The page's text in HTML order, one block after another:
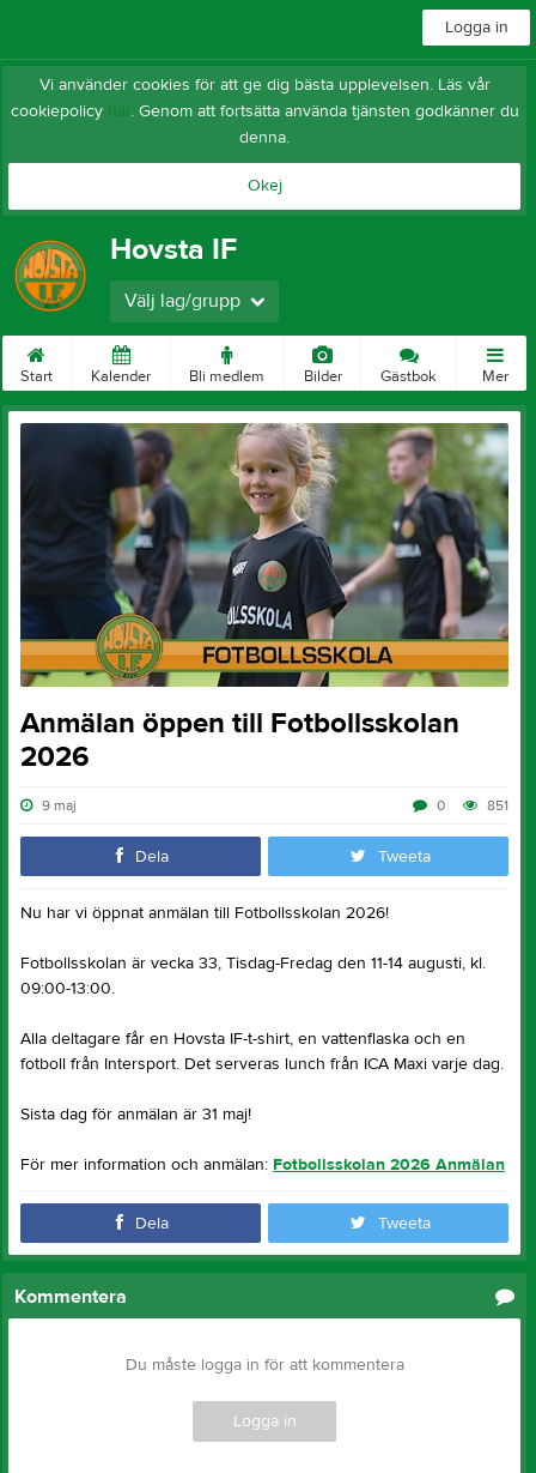
Logga in
Vi använder cookies för att ge dig bästa upplevelsen. Läs vår
cookiepolicy här. Genom att fortsätta använda tjänsten godkänner du
denna.
Okej
Hovsta IF
Välj lag/grupp
Start Kalender Bli medlem Bilder Gästbok Mer
Anmälan öppen till Fotbollsskolan
2026
9 maj 851
0
Dela Tweeta
Nu har vi öppnat anmälan till Fotbollsskolan 2026!
Fotbollsskolan är vecka 33, Tisdag-Fredag den 11-14 augusti, kl.
09:00-13:00.
Alla deltagare får en Hovsta IF-t-shirt, en vattenflaska och en
fotboll från Intersport. Det serveras lunch från ICA Maxi varje dag.
Sista dag för anmälan är 31 maj!
För mer information och anmälan: Fotbollsskolan 2026 Anmälan
Dela Tweeta
Kommentera
Du måste logga in för att kommentera
Logga in